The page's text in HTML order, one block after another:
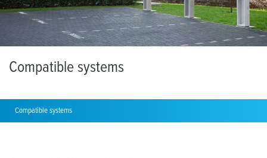
Compatible systems
Compatible systems